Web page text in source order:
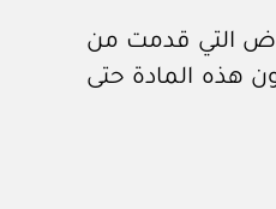
التي قدمت من
هذه المادة حتى